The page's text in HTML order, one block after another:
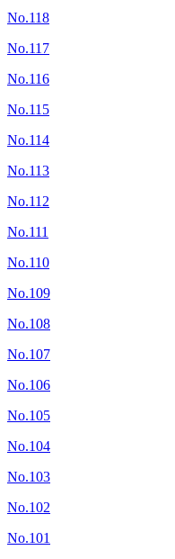
No.118
No.117
No.116
No.115
No.114
No.113
No.112
No.111
No.110
No.109
No.108
No.107
No.106
No.105
No.104
No.103
No.102
No.101